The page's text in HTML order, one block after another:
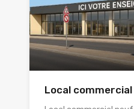
Local commercial